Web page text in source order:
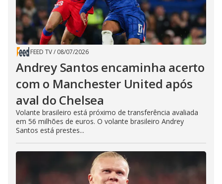
FEED TV/ 08/07/2026
Andrey Santos encaminha acerto
com o Manchester United após
aval do Chelsea
Volante brasileiro está próximo de transferência avaliada
em 56 milhões de euros. O volante brasileiro Andrey
Santos está prestes...